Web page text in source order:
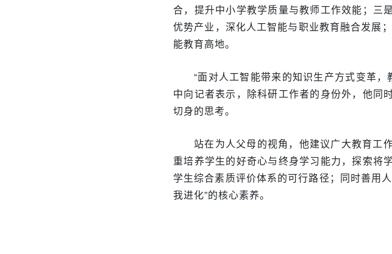
合，提升中小学教学质量与教师工作效能；三
优势产业，深化人工智能与职业教育融合发展
能教育高地。
“面对人工智能带来的知识生产方式变革，
中向记者表示，除科研工作者的身份外，他同
切身的思考。
站在为人父母的视角，他建议广大教育工
重培养学生的好奇心与终身学习能力，探索将
学生综合素质评价体系的可行路径；同时善用
我进化”的核心素养。